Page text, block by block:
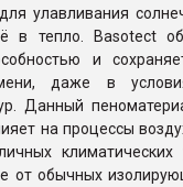
улавливания
в тепло. Basotect
и
даже в
Данный
на процессы
климатических
от обычных